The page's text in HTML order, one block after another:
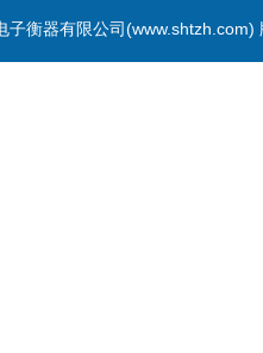
衡器有限公司(www.shtzh.com)